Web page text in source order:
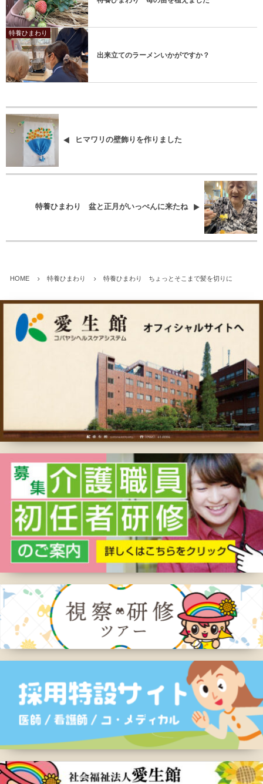
特養ひまわり
出来立てのラーメンいかがですか？
ヒマワリの壁飾りを作りました
特養ひまわり 盆と正月がいっぺんに来たね
HOME 特養ひまわり 特養ひまわり ちょっとそこまで髪を切りに